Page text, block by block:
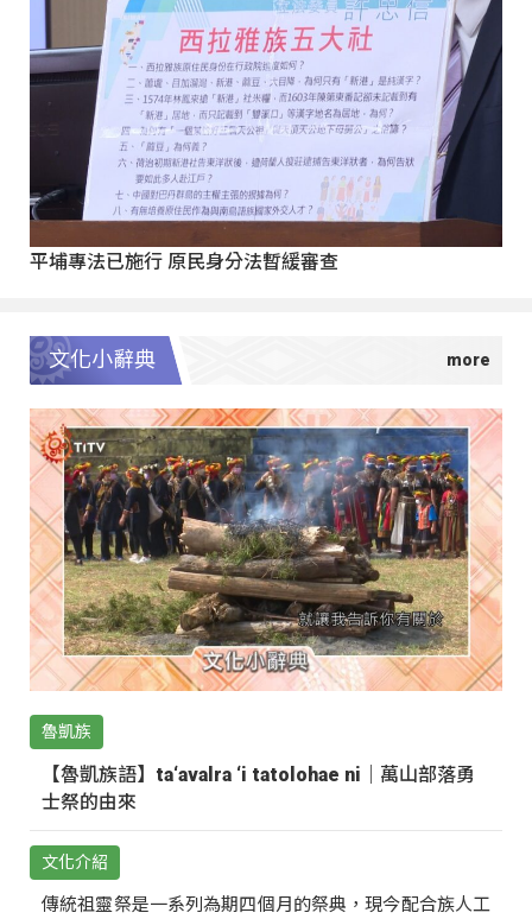
平埔專法已施行 原民身分法暫緩審查
文化小辭典
魯凱族
【魯凱族語】ta‘avalra ‘i tatolohae ni｜萬山部落勇
士祭的由來
文化介紹
傳統祖靈祭是一系列為期四個月的祭典，現今配合族人工